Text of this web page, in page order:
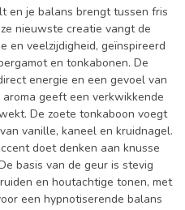
en je balans brengt tussen fris
nieuwste creatie vangt de
en veelzijdigheid, geïnspireerd
en tonkabonen. De
energie en een gevoel van
geeft een verkwikkende
De zoete tonkaboon voegt
vanille, kaneel en kruidnagel.
doet denken aan knusse
basis van de geur is stevig
en houtachtige tonen, met
een hypnotiserende balans